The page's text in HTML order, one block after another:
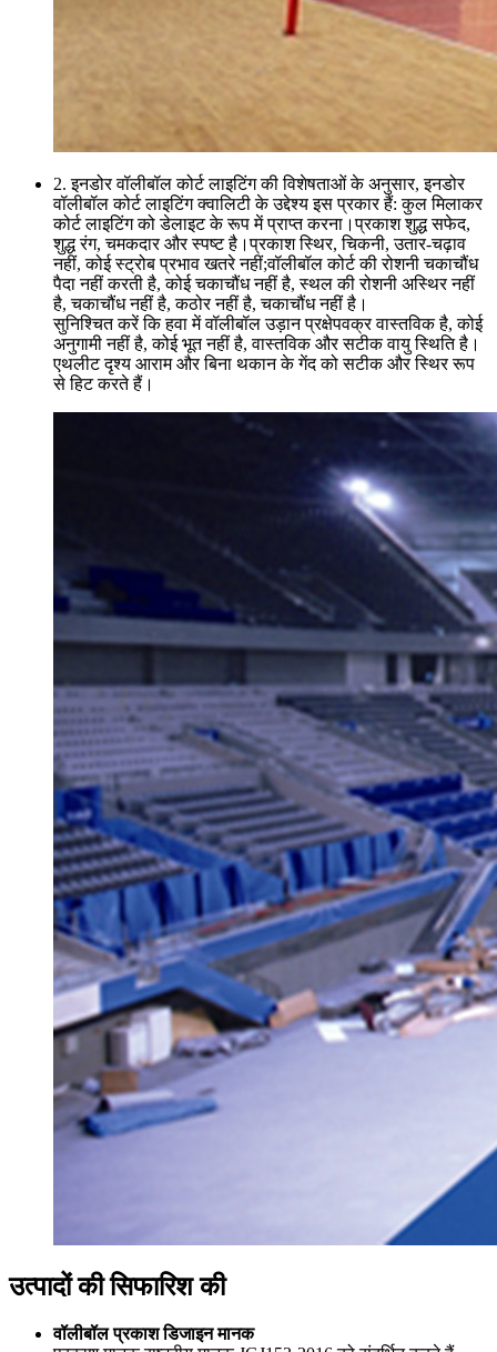
2. इनडोर वॉलीबॉल कोर्ट लाइटिंग की विशेषताओं के अनुसार, इनडोर
वॉलीबॉल कोर्ट लाइटिंग क्वालिटी के उद्देश्य इस प्रकार हैं: कुल मिलाकर
कोर्ट लाइटिंग को डेलाइट के रूप में प्राप्त करना।प्रकाश शुद्ध सफेद,
शुद्ध रंग, चमकदार और स्पष्ट है।प्रकाश स्थिर, चिकनी, उतार-चढ़ाव
नहीं, कोई स्ट्रोब प्रभाव खतरे नहीं;वॉलीबॉल कोर्ट की रोशनी चकाचौंध
पैदा नहीं करती है, कोई चकाचौंध नहीं है, स्थल की रोशनी अस्थिर नहीं
है, चकाचौंध नहीं है, कठोर नहीं है, चकाचौंध नहीं है।
सुनिश्चित करें कि हवा में वॉलीबॉल उड़ान प्रक्षेपवक्र वास्तविक है, कोई
अनुगामी नहीं है, कोई भूत नहीं है, वास्तविक और सटीक वायु स्थिति है।
एथलीट दृश्य आराम और बिना थकान के गेंद को सटीक और स्थिर रूप
से हिट करते हैं।
उत्पादों की सिफारिश की
वॉलीबॉल प्रकाश डिजाइन मानक